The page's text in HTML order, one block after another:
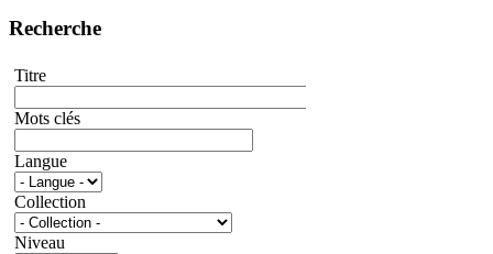
Recherche
Titre
Mots clés
Langue
Collection
Niveau